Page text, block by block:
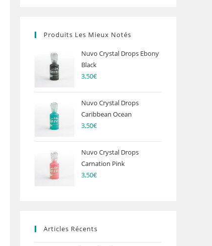
Produits Les Mieux Notés
Nuvo Crystal Drops Ebony
Black
3,50€
Nuvo Crystal Drops
Caribbean Ocean
3,50€
Nuvo Crystal Drops
Carnation Pink
3,50€
Articles Récents